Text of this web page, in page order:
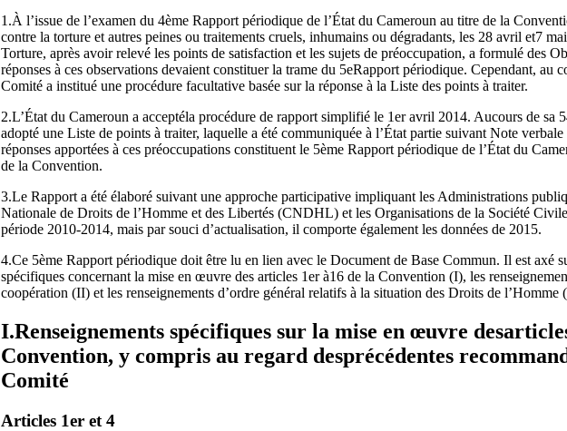
1.À l’issue de l’examen du 4ème Rapport périodique de l’État du Cameroun au titre de la
contre la torture et autres peines ou traitements cruels, inhumains ou dégradants, les 28 avril et7
Torture, après avoir relevé les points de satisfaction et les sujets de préoccupation, a formulé des
réponses à ces observations devaient constituer la trame du 5eRapport périodique. Cependant, au
Comité a institué une procédure facultative basée sur la réponse à la Liste des points à traiter.
2.L’État du Cameroun a acceptéla procédure de rapport simplifié le 1er avril 2014. Aucours de sa
adopté une Liste de points à traiter, laquelle a été communiquée à l’État partie suivant Note
réponses apportées à ces préoccupations constituent le 5ème Rapport périodique de l’État du
de la Convention.
3.Le Rapport a été élaboré suivant une approche participative impliquant les Administrations
Nationale de Droits de l’Homme et des Libertés (CNDHL) et les Organisations de la Société
période 2010-2014, mais par souci d’actualisation, il comporte également les données de 2015.
4.Ce 5ème Rapport périodique doit être lu en lien avec le Document de Base Commun. Il est axé
spécifiques concernant la mise en œuvre des articles 1er à16 de la Convention (I), les
coopération (II) et les renseignements d’ordre général relatifs à la situation des Droits de l’Homme
I.Renseignements spécifiques sur la mise en œuvre
Convention, y compris au regard desprécédentes
Comité
Articles 1er et 4